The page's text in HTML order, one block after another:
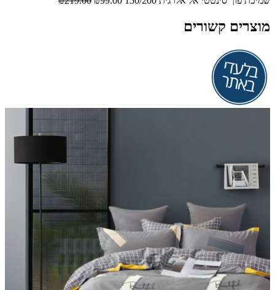
מוצרים קשורים